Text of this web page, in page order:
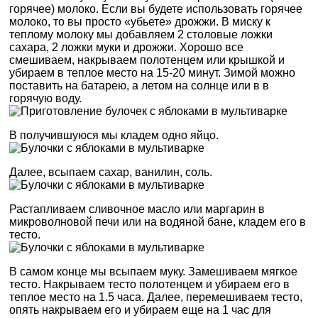
горячее) молоко. Если вы будете использовать горячее
молоко, то вы просто «убьете» дрожжи. В миску к
теплому молоку мы добавляем 2 столовые ложки
сахара, 2 ложки муки и дрожжи. Хорошо все
смешиваем, накрываем полотенцем или крышкой и
убираем в теплое место на 15-20 минут. Зимой можно
поставить на батарею, а летом на солнце или в в
горячую воду.
В получившуюся мы кладем одно яйцо.
Далее, всыпаем сахар, ванилин, соль.
Растапливаем сливочное масло или маргарин в
микроволновой печи или на водяной бане, кладем его в
тесто.
В самом конце мы всыпаем муку. Замешиваем мягкое
тесто. Накрываем тесто полотенцем и убираем его в
теплое место на 1.5 часа. Далее, перемешиваем тесто,
опять накрываем его и убираем еще на 1 час для